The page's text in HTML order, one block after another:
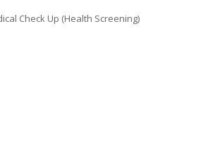
Check Up (Health Screening)